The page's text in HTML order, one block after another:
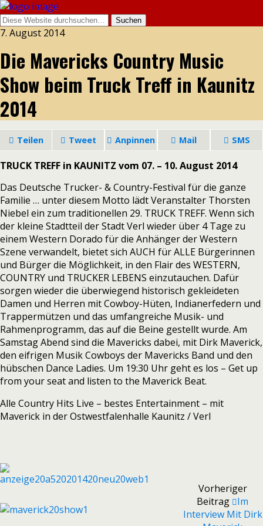
7. August 2014
Die Mavericks Country Music
Show beim Truck Treff in Kaunitz
2014
Teilen Tweet Anpinnen Mail SMS
TRUCK TREFF in KAUNITZ vom 07. – 10. August 2014
Das Deutsche Trucker- & Country-Festival für die ganze
Familie … unter diesem Motto lädt Veranstalter Thorsten
Niebel ein zum traditionellen 29. TRUCK TREFF. Wenn sich
der kleine Stadtteil der Stadt Verl wieder über 4 Tage zu
einem Western Dorado für die Anhänger der Western
Szene verwandelt, bietet sich AUCH für ALLE Bürgerinnen
und Bürger die Möglichkeit, in den Flair des WESTERN,
COUNTRY und TRUCKER LEBENS einzutauchen. Dafür
sorgen wieder die überwiegend historisch gekleideten
Damen und Herren mit Cowboy-Hüten, Indianerfedern und
Trappermützen und das umfangreiche Musik- und
Rahmenprogramm, das auf die Beine gestellt wurde. Am
Samstag Abend sind die Mavericks dabei, mit Dirk Maverick,
den eifrigen Musik Cowboys der Mavericks Band und den
hübschen Dance Ladies. Um 19:30 Uhr geht es los – Get up
from your seat and listen to the Maverick Beat.
Alle Country Hits Live – bestes Entertainment – mit
Maverick in der Ostwestfalenhalle Kaunitz / Verl
Vorheriger
Beitrag
Im
Interview Mit Dirk